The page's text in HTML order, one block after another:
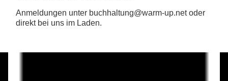
Anmeldungen unter buchhaltung@warm-up.net oder
direkt bei uns im Laden.